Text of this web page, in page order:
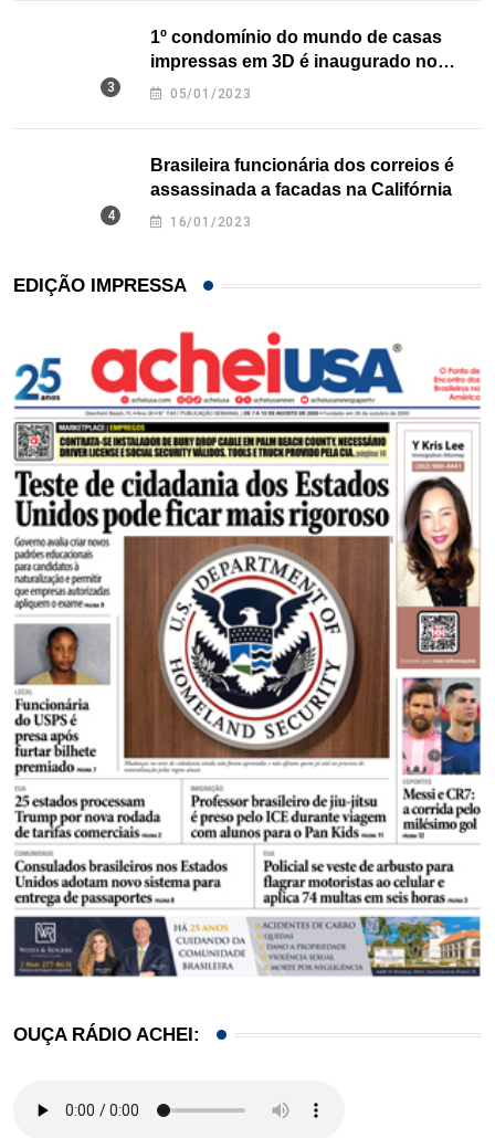
1º condomínio do mundo de casas
impressas em 3D é inaugurado no
Texas
05/01/2023
Brasileira funcionária dos correios é
assassinada a facadas na Califórnia
16/01/2023
EDIÇÃO IMPRESSA
OUÇA RÁDIO ACHEI: